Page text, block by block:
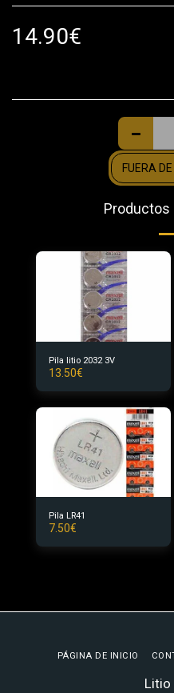
14.90€
FUERA
Productos
Pila litio 2032 3V
13.50€
Pila LR41
7.50€
Litio
PÁGINA DE INICIO